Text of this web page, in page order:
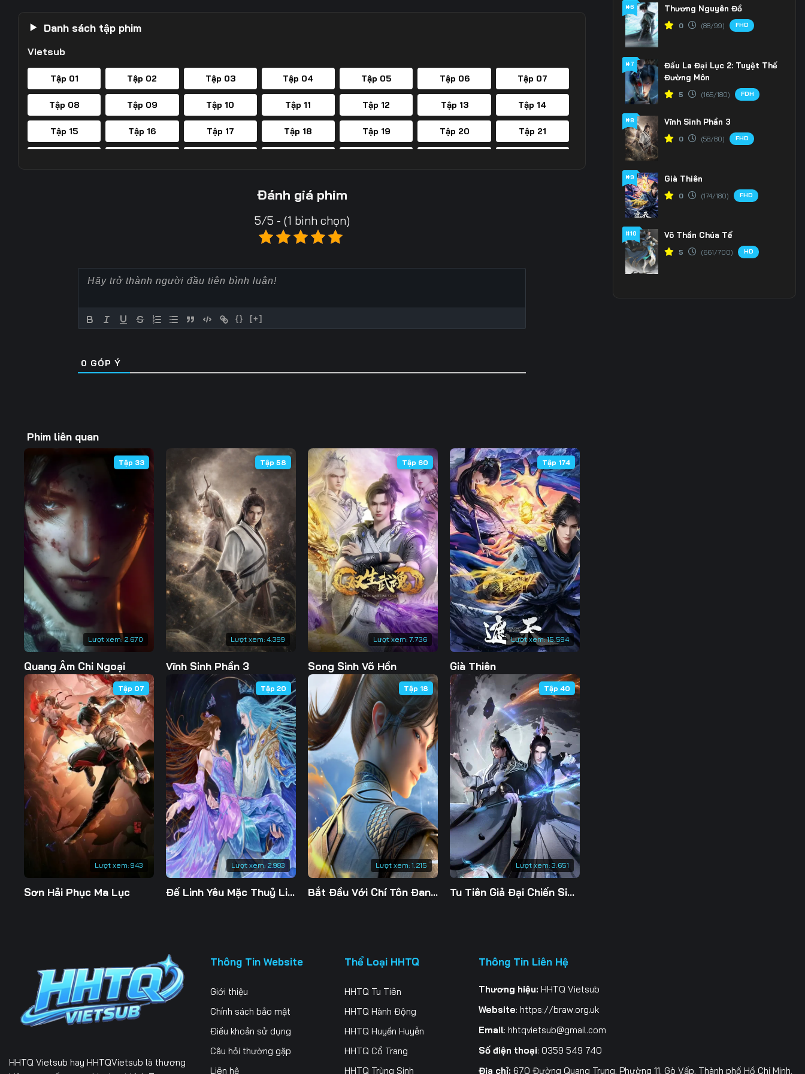
Danh sách tập phim
Vietsub
Tập 01 Tập 02 Tập 03 Tập 04 Tập 05 Tập 06 Tập 07
Tập 08 Tập 09 Tập 10 Tập 11 Tập 12 Tập 13 Tập 14
Tập 15 Tập 16 Tập 17 Tập 18 Tập 19 Tập 20 Tập 21
Tập 46
Tập 65 Tập 66
Tập 99 Tập 100 Tập 101 Tập 102 Tập 103 Tập 104 Tập 105
Tập 108 Tập 109 Tập 110 Tập 111 Tập 112
Tập 113 Tập 115 Tập 116 Tập 117 Tập 118 Tập 119
Tập 120 Tập 121 Tập 122 Tập 123 Tập 124 Tập 125 Tập 126
Tập 127 Tập 128 Tập 129 Tập 130 Tập 131 Tập 132 Tập 133
Tập 134 Tập 136 Tập 137 Tập 138 Tập 139 Tập 140
Tập 141 Tập 143 Tập 144 Tập 145 Tập 146 Tập 147
Tập 148 Tập 149 Tập 150 Tập 151 Tập 152 Tập 153
Đánh giá phim
5/5 - (1 bình chọn)
{} [+]
0 GÓP Ý
Phim liên quan
Lượt xem: 2.670
Tập 33
Quang Âm Chi Ngoại
Lượt xem: 4.399
Tập 58
Vĩnh Sinh Phần 3
Lượt xem: 7.736
Tập 60
Song Sinh Võ Hồn
Lượt xem:15.594
Tập 174
Già Thiên
Lượt xem: 943
Tập 07
Sơn Hải Phục Ma Lục
Lượt xem: 2.983
Tập 20
Đế Linh Yêu Mặc Thuỷ Linh Lung
Lượt xem: 1.215
Tập 18
Bắt Đầu Với Chí Tôn Đan Điền
Lượt xem: 3.651
Tập 40
Tu Tiên Giả Đại Chiến Siêu Năng Lực 3D
#6 Thương Nguyên Đồ
0 (88/99) FHD
#7
Đấu La Đại Lục 2: Tuyệt Thế
Đường Môn
5 (165/180) FDH
#8 Vĩnh Sinh Phần 3
0 (58/80) FHD
#9 Già Thiên
0 (174/180) FHD
#10 Võ Thần Chúa Tể
5 (661/700) HD
HHTQ Vietsub hay HHTQVietsub là thương
Thông Tin Website
Giới thiệu
Chính sách bảo mật
Điều khoản sử dụng
Câu hỏi thường gặp
Liên hệ
Thể Loại HHTQ
HHTQ Tu Tiên
HHTQ Hành Động
HHTQ Huyền Huyễn
HHTQ Cổ Trang
HHTQ Trùng Sinh
Thông Tin Liên Hệ
Thương hiệu: HHTQ Vietsub
Website: https://braw.org.uk
Email: hhtqvietsub@gmail.com
Số điện thoại: 0359 549 740
Địa chỉ: 670 Đường Quang Trung, Phường 11, Gò Vấp, Thành phố Hồ Chí Minh,